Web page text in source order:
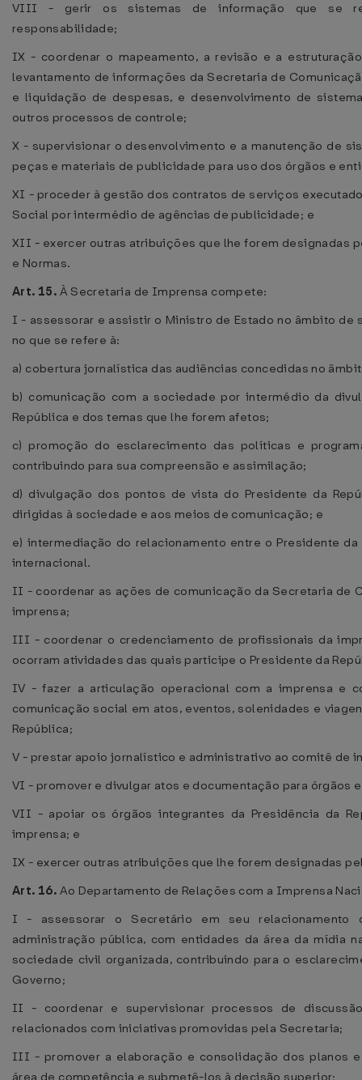
VIII - gerir os sistemas de informação que se
responsabilidade;
IX - coordenar o mapeamento, a revisão e a
levantamento de informações da Secretaria de
e liquidação de despesas, e desenvolvimento de
outros processos de controle;
X - supervisionar o desenvolvimento e a manutenção de
peças e materiais de publicidade para uso dos órgãos e
XI - proceder à gestão dos contratos de serviços
Social por intermédio de agências de publicidade; e
XII - exercer outras atribuições que lhe forem designadas
e Normas.
Art. 15. À Secretaria de Imprensa compete:
I - assessorar e assistir o Ministro de Estado no âmbito de
no que se refere à:
a) cobertura jornalística das audiências concedidas no
b) comunicação com a sociedade por intermédio da
República e dos temas que lhe forem afetos;
c) promoção do esclarecimento das políticas e
contribuindo para sua compreensão e assimilação;
d) divulgação dos pontos de vista do Presidente da
dirigidas à sociedade e aos meios de comunicação; e
e) intermediação do relacionamento entre o Presidente
internacional.
II - coordenar as ações de comunicação da Secretaria de
imprensa;
III - coordenar o credenciamento de profissionais da
ocorram atividades das quais participe o Presidente da
IV - fazer a articulação operacional com a imprensa e
comunicação social em atos, eventos, solenidades e
República;
V - prestar apoio jornalístico e administrativo ao comitê de
VI - promover e divulgar atos e documentação para órgãos
VII - apoiar os órgãos integrantes da Presidência da
imprensa; e
IX - exercer outras atribuições que lhe forem designadas
Art. 16. Ao Departamento de Relações com a Imprensa
I - assessorar o Secretário em seu
administração pública, com entidades da área da mídia
sociedade civil organizada, contribuindo para o
Governo;
II - coordenar e supervisionar processos de
relacionados com iniciativas promovidas pela Secretaria;
III - promover a elaboração e consolidação dos planos